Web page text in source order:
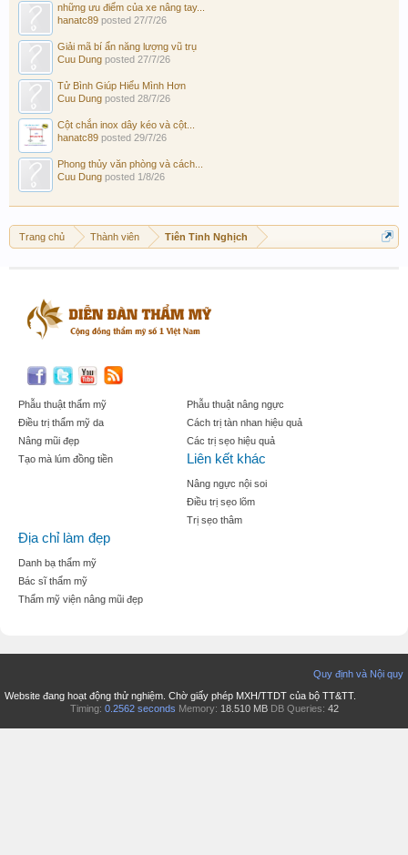
những ưu điểm của xe nâng tay...
hanatc89 posted 27/7/26
Giải mã bí ẩn năng lượng vũ trụ
Cuu Dung posted 27/7/26
Tử Bình Giúp Hiểu Mình Hơn
Cuu Dung posted 28/7/26
Cột chắn inox dây kéo và cột...
hanatc89 posted 29/7/26
Phong thủy văn phòng và cách...
Cuu Dung posted 1/8/26
Trang chủ Thành viên Tiên Tinh Nghịch
Phẫu thuật thẩm mỹ
Điều trị thẩm mỹ da
Nâng mũi đẹp
Tạo mà lúm đồng tiền
Phẫu thuật nâng ngực
Cách trị tàn nhan hiệu quả
Các trị sẹo hiệu quả
Liên kết khác
Nâng ngực nội soi
Điều trị sẹo lõm
Trị sẹo thâm
Địa chỉ làm đẹp
Danh bạ thẩm mỹ
Bác sĩ thẩm mỹ
Thẩm mỹ viện nâng mũi đẹp
Quy định và Nội quy
Website đang hoạt động thử nghiệm. Chờ giấy phép MXH/TTDT của bộ TT&TT.
Timing: 0.2562 seconds Memory: 18.510 MB DB Queries: 42